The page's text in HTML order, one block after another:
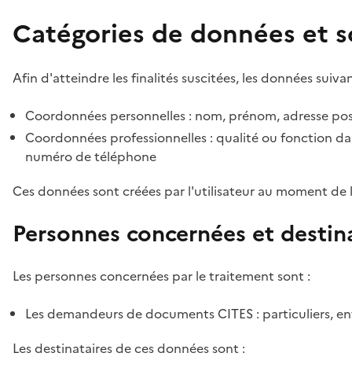
Catégories de données et
Afin d'atteindre les finalités suscitées, les données
Coordonnées personnelles : nom, prénom, adresse
Coordonnées professionnelles : qualité ou fonction
numéro de téléphone
Ces données sont créées par l'utilisateur au moment
Personnes concernées et
Les personnes concernées par le traitement sont :
Les demandeurs de documents CITES : particuliers,
Les destinataires de ces données sont :